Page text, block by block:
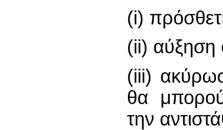
(i)
(ii) αύξηση
(iii)
θα
την